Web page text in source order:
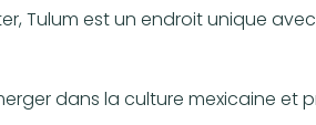
Tulum est un endroit unique
dans la culture mexicaine